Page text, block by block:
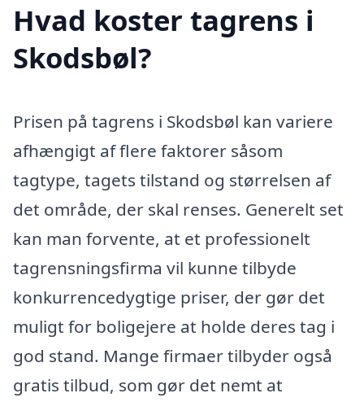
Hvad koster tagrens i
Skodsbøl?
Prisen på tagrens i Skodsbøl kan variere
afhængigt af flere faktorer såsom
tagtype, tagets tilstand og størrelsen af
det område, der skal renses. Generelt set
kan man forvente, at et professionelt
tagrensningsfirma vil kunne tilbyde
konkurrencedygtige priser, der gør det
muligt for boligejere at holde deres tag i
god stand. Mange firmaer tilbyder også
gratis tilbud, som gør det nemt at